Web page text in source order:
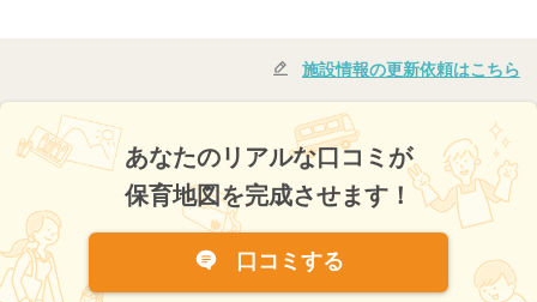
施設情報の更新依頼はこちら
あなたのリアルな口コミが
保育地図を完成させます！
口コミする